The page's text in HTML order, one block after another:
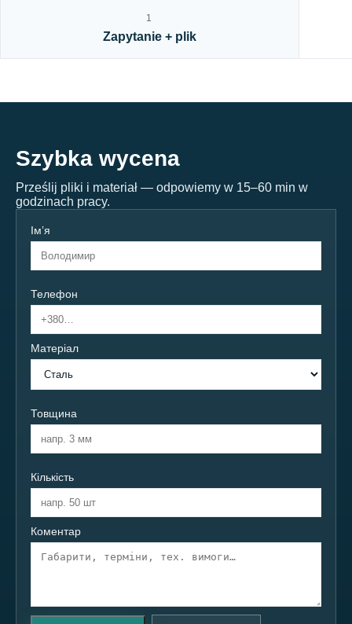
1
Zapytanie + plik
Szybka wycena
Prześlij pliki i materiał — odpowiemy w 15–60 min w
godzinach pracy.
Імʼя
Телефон
Матеріал
Товщина
Кількість
Коментар